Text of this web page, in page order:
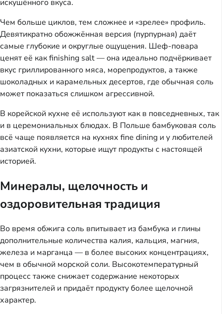
искушённого вкуса.
Чем больше циклов, тем сложнее и «зрелее» профиль.
Девятикратно обожжённая версия (пурпурная) даёт
самые глубокие и округлые ощущения. Шеф-повара
ценят её как finishing salt — она идеально подчёркивает
вкус гриллированного мяса, морепродуктов, а также
шоколадных и карамельных десертов, где обычная соль
может показаться слишком агрессивной.
В корейской кухне её используют как в повседневных, так
и в церемониальных блюдах. В Польше бамбуковая соль
всё чаще появляется на кухнях fine dining и у любителей
азиатской кухни, которые ищут продукты с настоящей
историей.
Минералы, щелочность и
оздоровительная традиция
Во время обжига соль впитывает из бамбука и глины
дополнительные количества калия, кальция, магния,
железа и марганца — в более высоких концентрациях,
чем в обычной морской соли. Высокотемпературный
процесс также снижает содержание некоторых
загрязнителей и придаёт продукту более щелочной
характер.